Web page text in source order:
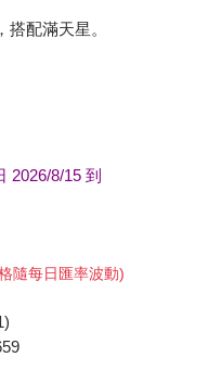
配滿天星。
2026/8/15 到
隨每日匯率波動)